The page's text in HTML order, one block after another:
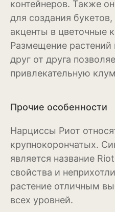
Вейгела
Дёрен
Ель
Жимолость
Кипарисовик
Клен
Лиственница
Можжевельник
Пихта
контейнеров. Также
для создания
акценты в цветочные
Размещение растений
друг от друга
привлекательную
Прочие особенности
Нарциссы Риот
крупнокорончатых.
является название
свойства и
растение отличным
всех уровней.